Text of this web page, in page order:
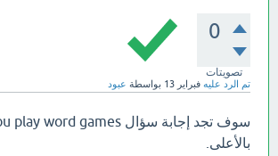
0
تصويتات
تم الرد عليه فبراير 13 بواسطة عبود
بالأعلى.